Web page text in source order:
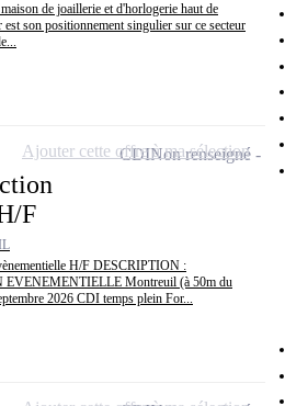
de joaillerie et d'horlogerie haut de
son positionnement singulier sur ce secteur
F
H/F DESCRIPTION :
Montreuil (à 50m du
2026 CDI temps plein For...
CDINon renseigné
Ajouter cette offre à ma sélection